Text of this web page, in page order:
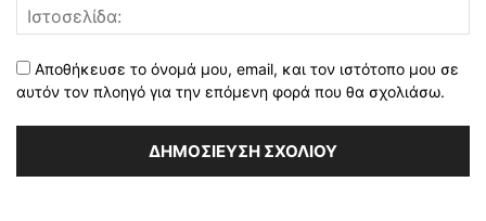
Αποθήκευσε το όνομά μου, email, και τον ιστότοπο μου σε
αυτόν τον πλοηγό για την επόμενη φορά που θα σχολιάσω.